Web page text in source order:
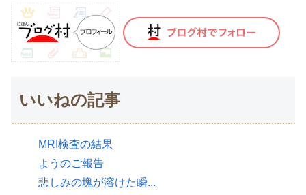
いいねの記事
MRI検査の結果
ようのご報告
悲しみの塊が溶けた瞬...